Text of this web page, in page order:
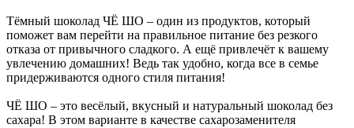
Тёмный шоколад ЧЁ ШО – один из продуктов, который
поможет вам перейти на правильное питание без резкого
отказа от привычного сладкого. А ещё привлечёт к вашему
увлечению домашних! Ведь так удобно, когда все в семье
придерживаются одного стиля питания!
ЧЁ ШО – это весёлый, вкусный и натуральный шоколад без
сахара! В этом варианте в качестве сахарозаменителя